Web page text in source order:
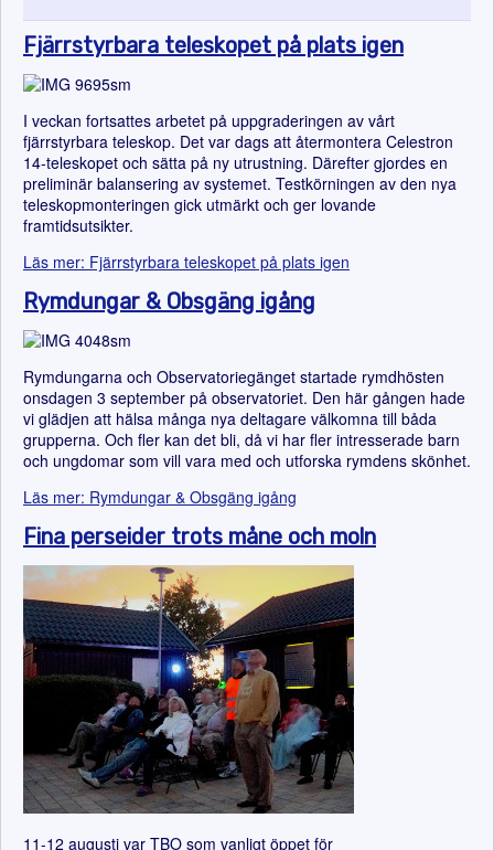
Fjärrstyrbara teleskopet på plats igen
I veckan fortsattes arbetet på uppgraderingen av vårt
fjärrstyrbara teleskop. Det var dags att återmontera Celestron
14-teleskopet och sätta på ny utrustning. Därefter gjordes en
preliminär balansering av systemet. Testkörningen av den nya
teleskopmonteringen gick utmärkt och ger lovande
framtidsutsikter.
Läs mer: Fjärrstyrbara teleskopet på plats igen
Rymdungar & Obsgäng igång
Rymdungarna och Observatoriegänget startade rymdhösten
onsdagen 3 september på observatoriet. Den här gången hade
vi glädjen att hälsa många nya deltagare välkomna till båda
grupperna. Och fler kan det bli, då vi har fler intresserade barn
och ungdomar som vill vara med och utforska rymdens skönhet.
Läs mer: Rymdungar & Obsgäng igång
Fina perseider trots måne och moln
11-12 augusti var TBO som vanligt öppet för